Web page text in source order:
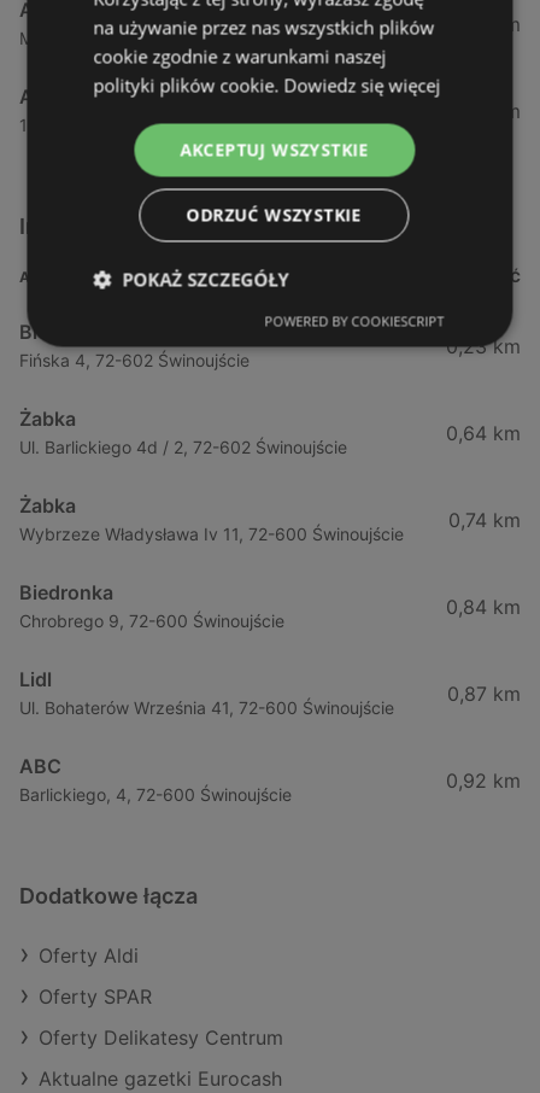
Aldi
Maszewska 7, 72-100 Goleniów
53,85 km
Aldi
1 Maja 43, 71-627 Szczecin
54,82 km
Inne sklepy Supermarkety w pobliżu
ADRES ODLEGŁOŚĆ
Biedronka
Fińska 4, 72-602 Świnoujście
0,23 km
Żabka
Ul. Barlickiego 4d / 2, 72-602 Świnoujście
0,64 km
Żabka
Wybrzeze Władysława Iv 11, 72-600 Świnoujście
0,74 km
Biedronka
Chrobrego 9, 72-600 Świnoujście
0,84 km
Lidl
Ul. Bohaterów Września 41, 72-600 Świnoujście
0,87 km
ABC
Barlickiego, 4, 72-600 Świnoujście
0,92 km
Dodatkowe łącza
Oferty Aldi
Oferty SPAR
Oferty Delikatesy Centrum
Aktualne gazetki Eurocash
na używanie przez nas wszystkich plików
cookie zgodnie z warunkami naszej
polityki plików cookie. Dowiedz się więcej
AKCEPTUJ WSZYSTKIE
ODRZUĆ WSZYSTKIE
POKAŻ SZCZEGÓŁY
POWERED BY COOKIESCRIPT